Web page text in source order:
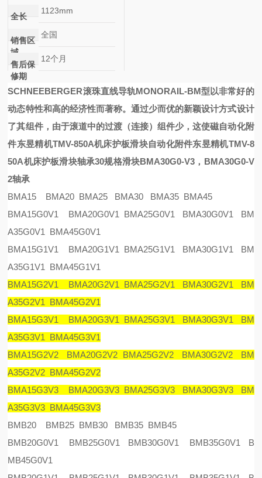
全长
1123mm
销售区
域
全国
售后保
修期
12个月
SCHNEEBERGER滚珠直线导轨MONORAIL-BM型以非常好的
动态特性和高的经济性而著称。通过少而优的新颖设计方式设计
了其组件，由于滚道中的过渡（连接）组件少，这使磁自动化附
件东昱精机TMV-850A机床护板滑块自动化附件东昱精机TMV-8
50A机床护板滑块轴承30规格滑块BMA30G0-V3，BMA30G0-V
2轴承
BMA15 BMA20 BMA25 BMA30 BMA35 BMA45
BMA15G0V1 BMA20G0V1 BMA25G0V1 BMA30G0V1 BM
A35G0V1 BMA45G0V1
BMA15G1V1 BMA20G1V1 BMA25G1V1 BMA30G1V1 BM
A35G1V1 BMA45G1V1
BMA15G2V1 BMA20G2V1 BMA25G2V1 BMA30G2V1 BM
A35G2V1 BMA45G2V1
BMA15G3V1 BMA20G3V1 BMA25G3V1 BMA30G3V1 BM
A35G3V1 BMA45G3V1
BMA15G2V2 BMA20G2V2 BMA25G2V2 BMA30G2V2 BM
A35G2V2 BMA45G2V2
BMA15G3V3 BMA20G3V3 BMA25G3V3 BMA30G3V3 BM
A35G3V3 BMA45G3V3
BMB20 BMB25 BMB30 BMB35 BMB45
BMB20G0V1 BMB25G0V1 BMB30G0V1 BMB35G0V1 B
MB45G0V1